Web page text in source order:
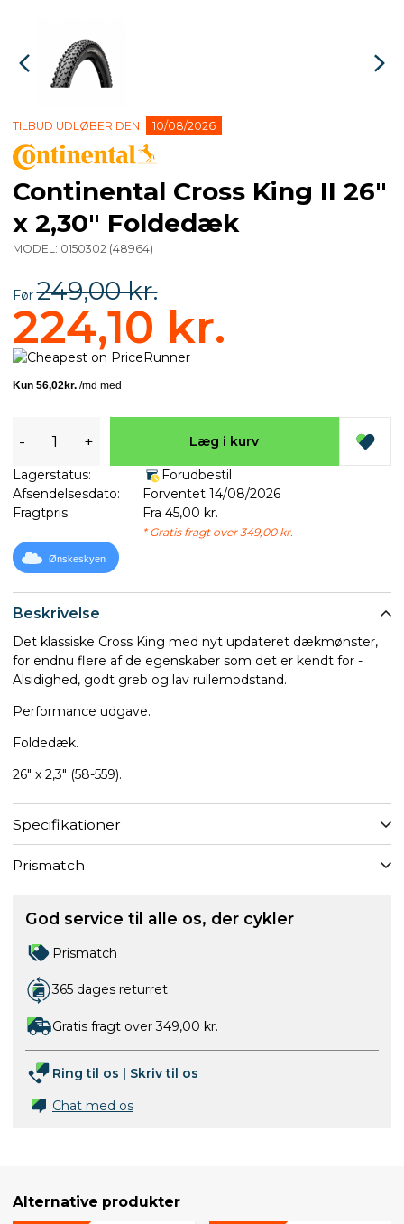
Beskrivelse
Det klassiske Cross King med nyt updateret dækmønster,
for endnu flere af de egenskaber som det er kendt for -
Alsidighed, godt greb og lav rullemodstand.
Performance udgave.
Foldedæk.
26" x 2,3" (58-559).
Specifikationer
Prismatch
TILBUD UDLØBER DEN 10/08/2026
Continental Cross King II 26"
x 2,30" Foldedæk
MODEL: 0150302 (48964)
Før249,00 kr.
224,10 kr.
- + Læg i kurv
Lagerstatus:
Forudbestil
Afsendelsesdato:
Forventet 14/08/2026
Fragtpris:
Fra 45,00 kr.
* Gratis fragt over 349,00 kr.
Ønskeskyen
God service til alle os, der cykler
Prismatch
365 dages returret
Gratis fragt over 349,00 kr.
Ring til os | Skriv til os
Chat med os
Alternative produkter